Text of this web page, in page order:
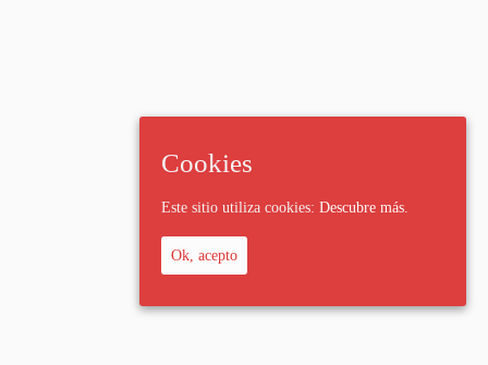
Cookies
Este sitio utiliza cookies: Descubre más.
Ok, acepto